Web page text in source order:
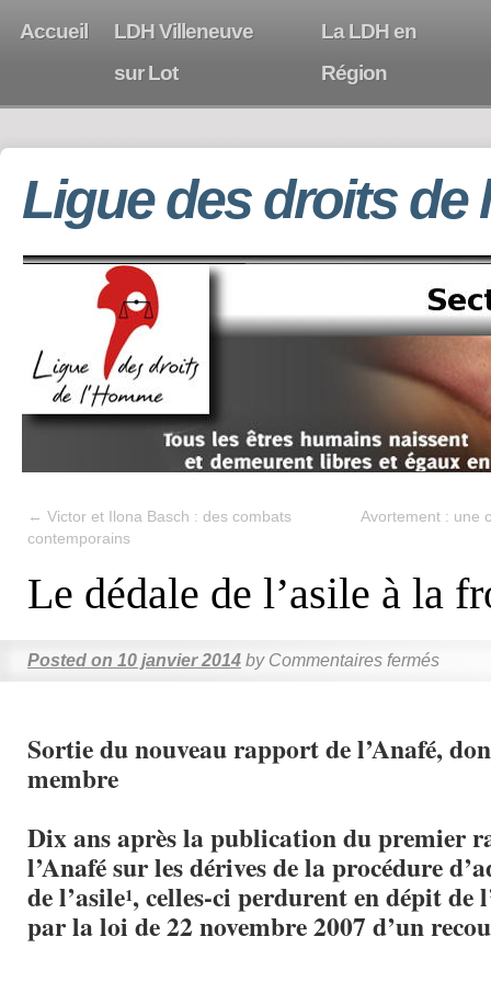
Accueil
LDH Villeneuve
sur Lot
La LDH en
Région
Ligue des droits de
← Victor et Ilona Basch : des combats
contemporains
Avortement : une
Le dédale de l’asile à la
Posted on 10 janvier 2014 by Commentaires fermés
Sortie du nouveau rapport de l’Anafé,
membre
Dix ans après la publication du premier
l’Anafé sur les dérives de la procédure
de l’asile1, celles-ci perdurent en dépit de
par la loi de 22 novembre 2007 d’un